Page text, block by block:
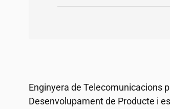
Enginyera de Telecomunicacions
Desenvolupament de Producte i